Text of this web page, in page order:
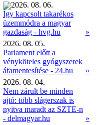
2026. 08. 06.
Így kapcsolt takarékos
üzemmódra a magyar
gazdaság - hvg.hu
»
2026. 08. 05.
Parlament előtt a
vényköteles gyógyszerek
áfamentesítése - 24.hu
»
2026. 08. 04.
Nem zárult be minden
ajtó: több slágerszak is
nyitva maradt az SZTE-n
- delmagyar.hu
»